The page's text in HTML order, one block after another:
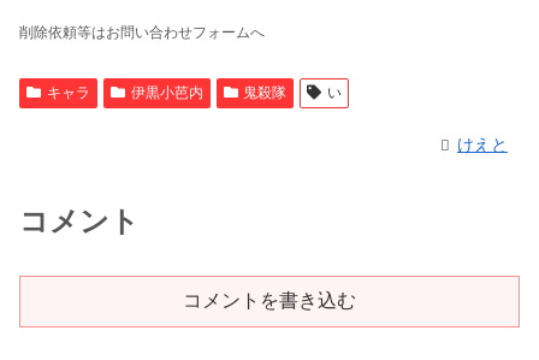
削除依頼等はお問い合わせフォームへ
キャラ 伊黒小芭内 鬼殺隊 い
けえと
コメント
コメントを書き込む